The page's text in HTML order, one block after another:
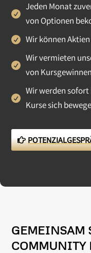
Jeden Monat
von Optionen
Wir können
Wir vermieten
von
Wir werden
Kurse sich
GEMEINSAM
COMMUNITY